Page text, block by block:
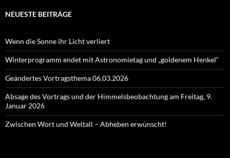
NEUESTE BEITRÄGE
Wenn die Sonne ihr Licht verliert
Winterprogramm endet mit Astronomietag und „goldenem Henkel“
Geändertes Vortragsthema 06.03.2026
Absage des Vortrags und der Himmelsbeobachtung am Freitag, 9.
Januar 2026
Zwischen Wort und Weltall – Abheben erwünscht!